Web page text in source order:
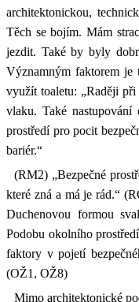
architektonickou,
Těch se bojím. Mám
jezdit. Také by byly
Významným faktorem je
využít toaletu: „Raději
vlaku. Také nastupování
prostředí pro pocit
bariér.“
(RM2) „Bezpečné
které zná a má je rád.“
Duchenovou formou
Podobu okolního
faktory v pojetí
(OŽ1, OŽ8)
Mimo architektonické